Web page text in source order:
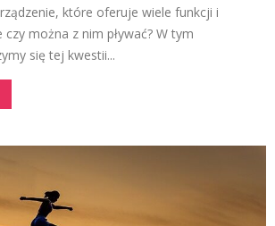
które oferuje wiele funkcji i
można z nim pływać? W tym
się tej kwestii...